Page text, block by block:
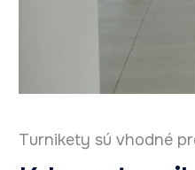
Turnikety sú vhodné